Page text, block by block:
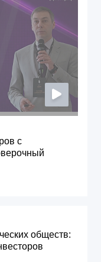
с
обществ: